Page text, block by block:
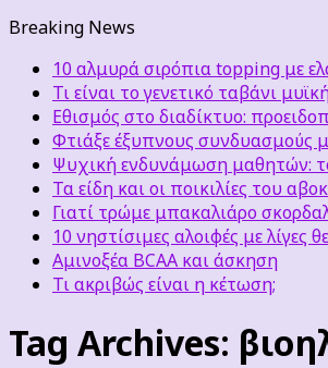
Breaking News
10 αλμυρά σιρόπια topping με
Τι είναι το γενετικό ταβάνι
Εθισμός στο διαδίκτυο:
Φτιάξε έξυπνους συνδυασμούς
Ψυχική ενδυνάμωση μαθητών:
Τα είδη και οι ποικιλίες του
Γιατί τρώμε μπακαλιάρο
10 νηστίσιμες αλοιφές με λίγες
Αμινοξέα BCAA και άσκηση
Τι ακριβώς είναι η κέτωση;
Tag Archives: